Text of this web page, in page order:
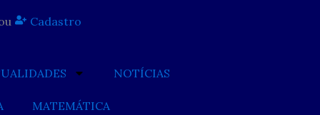
Cadastro
NOTÍCIAS
MATEMÁTICA